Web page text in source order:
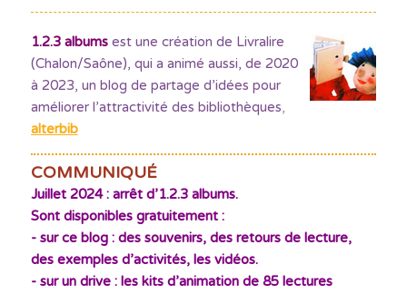
1.2.3 albumsest une création de Livralire
(Chalon/Saône), qui a animé aussi, de 2020
à 2023, un blog de partage d’idées pour
améliorer l’attractivité des bibliothèques,
alterbib
COMMUNIQUÉ
Juillet 2024 : arrêt d’1.2.3 albums.
Sont disponibles gratuitement :
- sur ce blog : des souvenirs, des retours de lecture,
des exemples d’activités, les vidéos.
- sur un drive : les kits d’animation de 85 lectures